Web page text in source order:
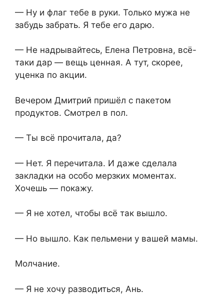
— Ну и флаг тебе в руки. Только мужа не
забудь забрать. Я тебе его дарю.
— Не надрывайтесь, Елена Петровна, всё-
таки дар — вещь ценная. А тут, скорее,
уценка по акции.
Вечером Дмитрий пришёл с пакетом
продуктов. Смотрел в пол.
— Ты всё прочитала, да?
— Нет. Я перечитала. И даже сделала
закладки на особо мерзких моментах.
Хочешь — покажу.
— Я не хотел, чтобы всё так вышло.
— Но вышло. Как пельмени у вашей мамы.
Молчание.
— Я не хочу разводиться, Ань.